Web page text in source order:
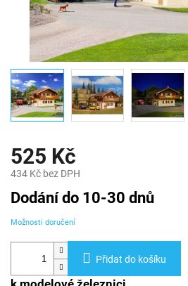
525 Kč
434 Kč bez DPH
Měrná
cena:
Dodání do 10-30 dnů
Možnosti doručení
Přidat do košíku